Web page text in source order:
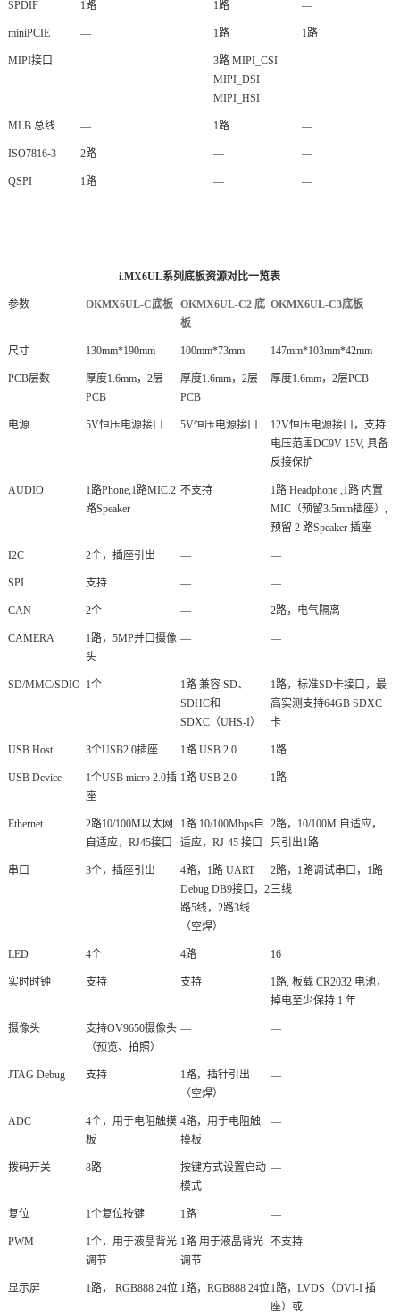
SPDIF 1路 1路 —
miniPCIE — 1路 1路
MIPI接口 —
3路 MIPI_CSI
MIPI_DSI
MIPI_HSI
—
MLB 总线 — 1路 —
ISO7816-3 2路 — —
QSPI 1路 — —
i.MX6UL系列底板资源对比一览表
参数 OKMX6UL-C底板 OKMX6UL-C2 底
板
OKMX6UL-C3底板
尺寸 130mm*190mm 100mm*73mm 147mm*103mm*42mm
PCB层数
厚度1.6mm，2层
PCB
厚度1.6mm，2层
PCB
厚度1.6mm，2层PCB
电源 5V恒压电源接口 5V恒压电源接口
12V恒压电源接口，支持
电压范围DC9V-15V, 具备
反接保护
AUDIO
1路Phone,1路MIC.2
路Speaker
不支持
1路 Headphone ,1路 内置
MIC（预留3.5mm插座）,
预留 2 路Speaker 插座
I2C 2个，插座引出 — —
SPI 支持 — —
CAN 2个 — 2路，电气隔离
CAMERA
1路，5MP并口摄像
头
— —
SD/MMC/SDIO 1个
1路 兼容 SD、
SDHC和
SDXC（UHS-I）
1路，标准SD卡接口，最
高实测支持64GB SDXC
卡
USB Host 3个USB2.0插座 1路 USB 2.0 1路
USB Device
1个USB micro 2.0插
座
1路 USB 2.0 1路
Ethernet
2路10/100M以太网
自适应，RJ45接口
1路 10/100Mbps自
适应，RJ-45 接口
2路，10/100M 自适应，
只引出1路
串口 3个，插座引出
4路，1路 UART
Debug DB9接口，2
路5线，2路3线
（空焊）
2路，1路调试串口，1路
三线
LED 4个 4路 16
实时时钟 支持 支持
1路, 板载 CR2032 电池，
掉电至少保持 1 年
摄像头
支持OV9650摄像头
（预览、拍照）
— —
JTAG Debug 支持
1路，插针引出
（空焊）
—
ADC
4个，用于电阻触摸
板
4路，用于电阻触
摸板
—
拨码开关 8路
按键方式设置启动
模式
—
复位 1个复位按键 1路 —
PWM
1个，用于液晶背光
调节
1路 用于液晶背光
调节
不支持
显示屏 1路， RGB888 24位 1路，RGB888 24位1路，LVDS（DVI-I 插
座）或